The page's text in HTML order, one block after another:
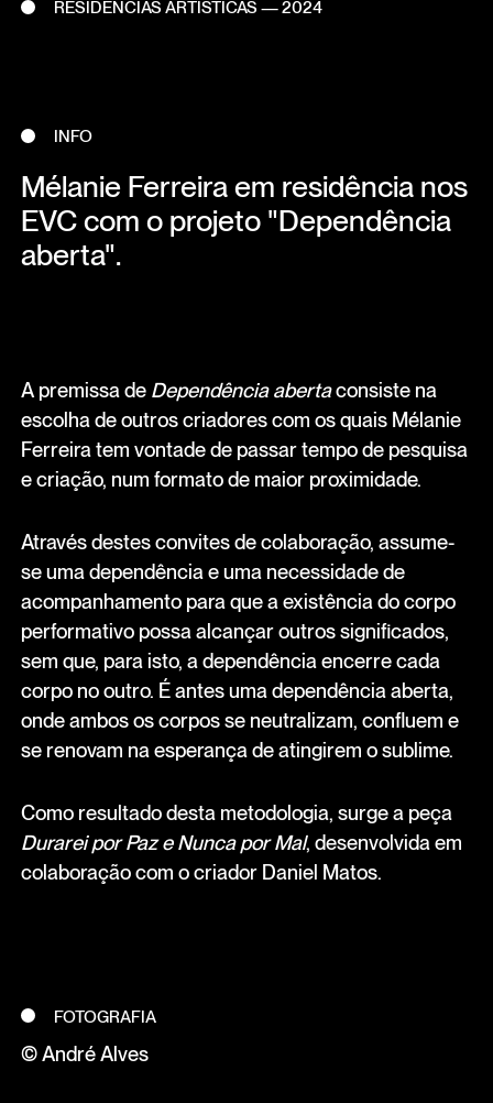
RESIDÊNCIAS ARTÍSTICAS — 2024
INFO
Mélanie Ferreira em residência nos
EVC com o projeto "Dependência
aberta".
A premissa de Dependência abertaconsiste na
escolha de outros criadores com os quais Mélanie
Ferreira tem vontade de passar tempo de pesquisa
e criação, num formato de maior proximidade.
Através destes convites de colaboração, assume-
se uma dependência e uma necessidade de
acompanhamento para que a existência do corpo
performativo possa alcançar outros significados,
sem que, para isto, a dependência encerre cada
corpo no outro. É antes uma dependência aberta,
onde ambos os corpos se neutralizam, confluem e
se renovam na esperança de atingirem o sublime.
Como resultado desta metodologia, surge a peça
Durarei por Paz e Nunca por Mal, desenvolvida em
colaboração com o criador Daniel Matos.
FOTOGRAFIA
© André Alves